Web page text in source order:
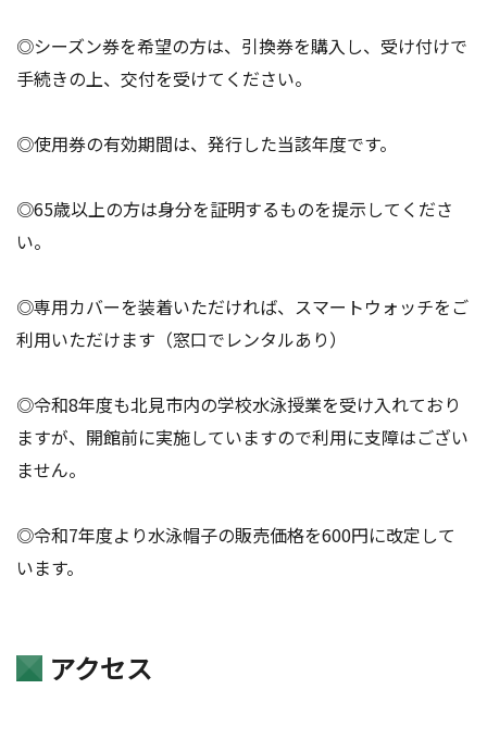
◎シーズン券を希望の方は、引換券を購入し、受け付けで
手続きの上、交付を受けてください。
◎使用券の有効期間は、発行した当該年度です。
◎65歳以上の方は身分を証明するものを提示してくださ
い。
◎専用カバーを装着いただければ、スマートウォッチをご
利用いただけます（窓口でレンタルあり）
◎令和8年度も北見市内の学校水泳授業を受け入れており
ますが、開館前に実施していますので利用に支障はござい
ません。
◎令和7年度より水泳帽子の販売価格を600円に改定して
います。
アクセス